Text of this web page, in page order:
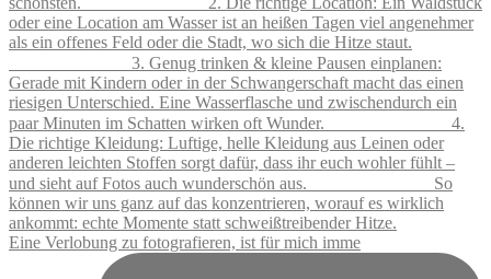
Eine Verlobung zu fotografieren, ist für mich imme